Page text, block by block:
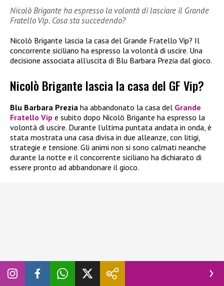
Nicolò Brigante ha espresso la volontà di lasciare il Grande
Fratello Vip. Cosa sta succedendo?
Nicolò Brigante lascia la casa del Grande Fratello Vip? Il
concorrente siciliano ha espresso la volontà di uscire. Una
decisione associata all’uscita di Blu Barbara Prezia dal gioco.
Nicolò Brigante lascia la casa del GF Vip?
Blu Barbara Prezia ha abbandonato la casa del Grande
Fratello Vip e subito dopo Nicolò Brigante ha espresso la
volontà di uscire. Durante l’ultima puntata andata in onda, è
stata mostrata una casa divisa in due alleanze, con litigi,
strategie e tensione. Gli animi non si sono calmati neanche
durante la notte e il concorrente siciliano ha dichiarato di
essere pronto ad abbandonare il gioco.